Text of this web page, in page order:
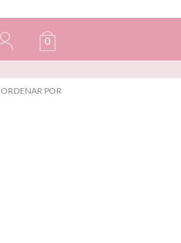
0
ORDENAR POR